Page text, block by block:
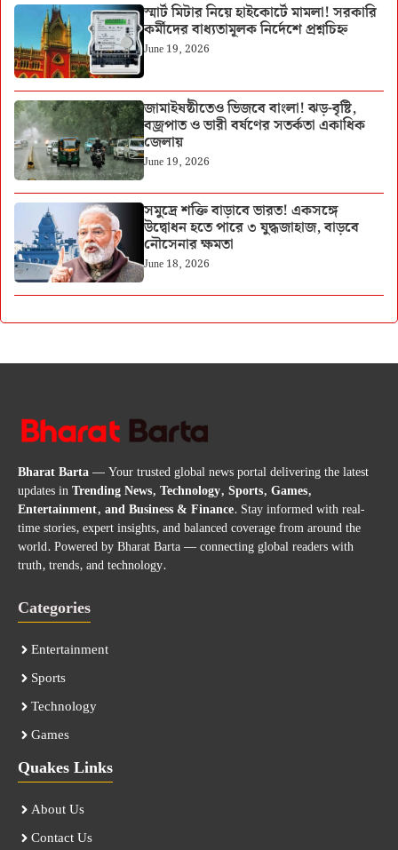
স্মার্ট মিটার নিয়ে হাইকোর্টে মামলা! সরকারি
কর্মীদের বাধ্যতামূলক নির্দেশে প্রশ্নচিহ্ন
June 19, 2026
জামাইষষ্ঠীতেও ভিজবে বাংলা! ঝড়-বৃষ্টি,
বজ্রপাত ও ভারী বর্ষণের সতর্কতা একাধিক
জেলায়
June 19, 2026
সমুদ্রে শক্তি বাড়াবে ভারত! একসঙ্গে
উদ্বোধন হতে পারে ৩ যুদ্ধজাহাজ, বাড়বে
নৌসেনার ক্ষমতা
June 18, 2026
Bharat Barta— Your trusted global news portal delivering the latest
updates inTrending News, Technology, Sports, Games,
Entertainment, and Business & Finance. Stay informed with real-
time stories, expert insights, and balanced coverage from around the
world. Powered by Bharat Barta — connecting global readers with
truth, trends, and technology.
Categories
Entertainment
Sports
Technology
Games
Quakes Links
About Us
Contact Us